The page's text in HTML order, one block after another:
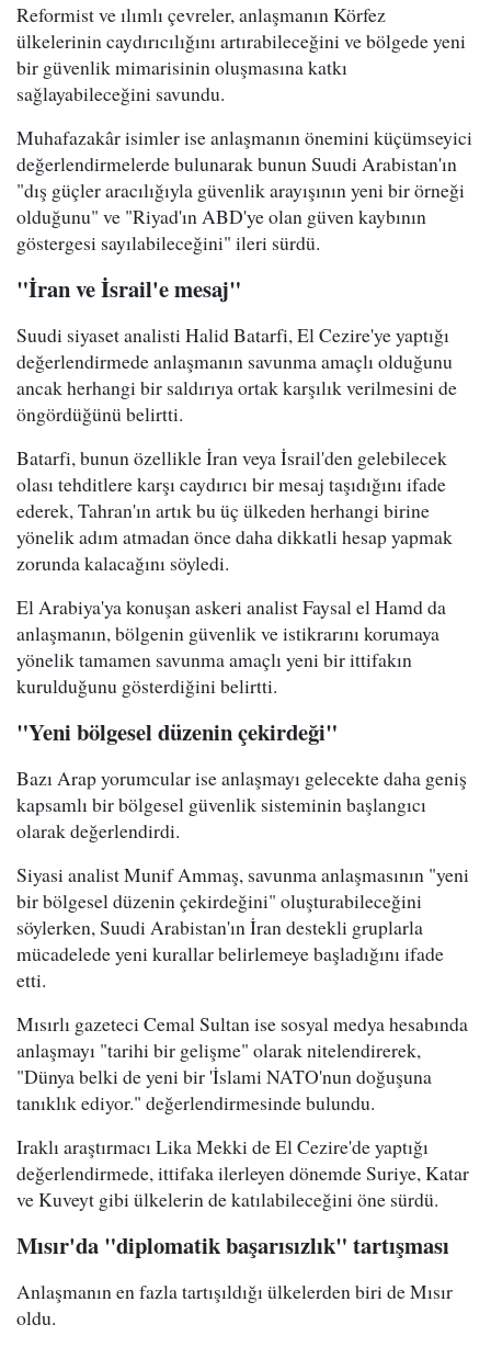
Reformist ve ılımlı çevreler, anlaşmanın Körfez
ülkelerinin caydırıcılığını artırabileceğini ve bölgede yeni
bir güvenlik mimarisinin oluşmasına katkı
sağlayabileceğini savundu.
Muhafazakâr isimler ise anlaşmanın önemini küçümseyici
değerlendirmelerde bulunarak bunun Suudi Arabistan'ın
"dış güçler aracılığıyla güvenlik arayışının yeni bir örneği
olduğunu" ve "Riyad'ın ABD'ye olan güven kaybının
göstergesi sayılabileceğini" ileri sürdü.
"İran ve İsrail'e mesaj"
Suudi siyaset analisti Halid Batarfi, El Cezire'ye yaptığı
değerlendirmede anlaşmanın savunma amaçlı olduğunu
ancak herhangi bir saldırıya ortak karşılık verilmesini de
öngördüğünü belirtti.
Batarfi, bunun özellikle İran veya İsrail'den gelebilecek
olası tehditlere karşı caydırıcı bir mesaj taşıdığını ifade
ederek, Tahran'ın artık bu üç ülkeden herhangi birine
yönelik adım atmadan önce daha dikkatli hesap yapmak
zorunda kalacağını söyledi.
El Arabiya'ya konuşan askeri analist Faysal el Hamd da
anlaşmanın, bölgenin güvenlik ve istikrarını korumaya
yönelik tamamen savunma amaçlı yeni bir ittifakın
kurulduğunu gösterdiğini belirtti.
"Yeni bölgesel düzenin çekirdeği"
Bazı Arap yorumcular ise anlaşmayı gelecekte daha geniş
kapsamlı bir bölgesel güvenlik sisteminin başlangıcı
olarak değerlendirdi.
Siyasi analist Munif Ammaş, savunma anlaşmasının "yeni
bir bölgesel düzenin çekirdeğini" oluşturabileceğini
söylerken, Suudi Arabistan'ın İran destekli gruplarla
mücadelede yeni kurallar belirlemeye başladığını ifade
etti.
Mısırlı gazeteci Cemal Sultan ise sosyal medya hesabında
anlaşmayı "tarihi bir gelişme" olarak nitelendirerek,
"Dünya belki de yeni bir 'İslami NATO'nun doğuşuna
tanıklık ediyor." değerlendirmesinde bulundu.
Iraklı araştırmacı Lika Mekki de El Cezire'de yaptığı
değerlendirmede, ittifaka ilerleyen dönemde Suriye, Katar
ve Kuveyt gibi ülkelerin de katılabileceğini öne sürdü.
Mısır'da "diplomatik başarısızlık" tartışması
Anlaşmanın en fazla tartışıldığı ülkelerden biri de Mısır
oldu.